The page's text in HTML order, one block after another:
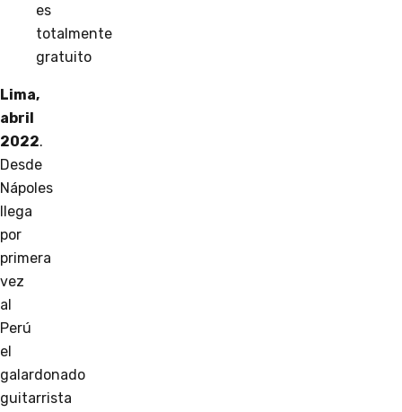
es
totalmente
gratuito
Lima,
abril
2022.
Desde
Nápoles
llega
por
primera
vez
al
Perú
el
galardonado
guitarrista